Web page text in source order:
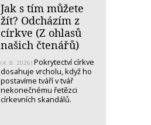
Jak s tím můžete
žít? Odcházím z
církve (Z ohlasů
našich čtenářů)
(4. 8. 2026) Pokrytectví církve
dosahuje vrcholu, když ho
postavíme tváří v tvář
nekonečnému řetězci
církevních skandálů.